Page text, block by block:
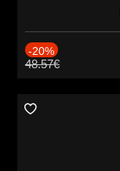
-20%
48.57€